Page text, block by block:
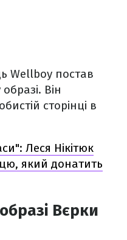
Wellboy постав
Він
сторінці в
Леся Нікітюк
який донатить
Вєрки